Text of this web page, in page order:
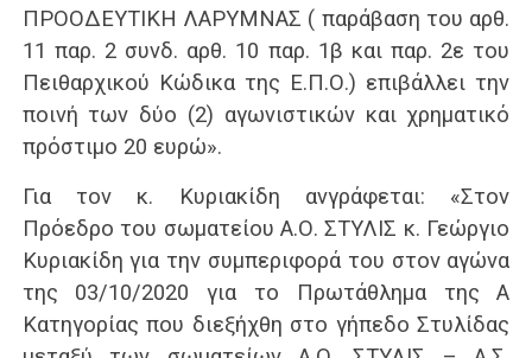
ΠΡΟΟΔΕΥΤΙΚΗ ΛΑΡΥΜΝΑΣ ( παράβαση του αρθ.
11 παρ. 2 συνδ. αρθ. 10 παρ. 1β και παρ. 2ε του
Πειθαρχικού Κώδικα της Ε.Π.Ο.) επιβάλλει την
ποινή των δύο (2) αγωνιστικών και χρηματικό
πρόστιμο 20 ευρώ».
Για τον κ. Κυριακίδη ανγράφεται: «Στον
Πρόεδρο του σωματείου Α.Ο. ΣΤΥΛΙΣ κ. Γεώργιο
Κυριακίδη για την συμπεριφορά του στον αγώνα
της 03/10/2020 για το Πρωτάθλημα της Α
Κατηγορίας που διεξήχθη στο γήπεδο Στυλίδας